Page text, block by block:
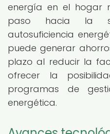
energía en el hogar
paso hacia la
autosuficiencia
puede generar
plazo al reducir la
ofrecer la
programas de
energética.